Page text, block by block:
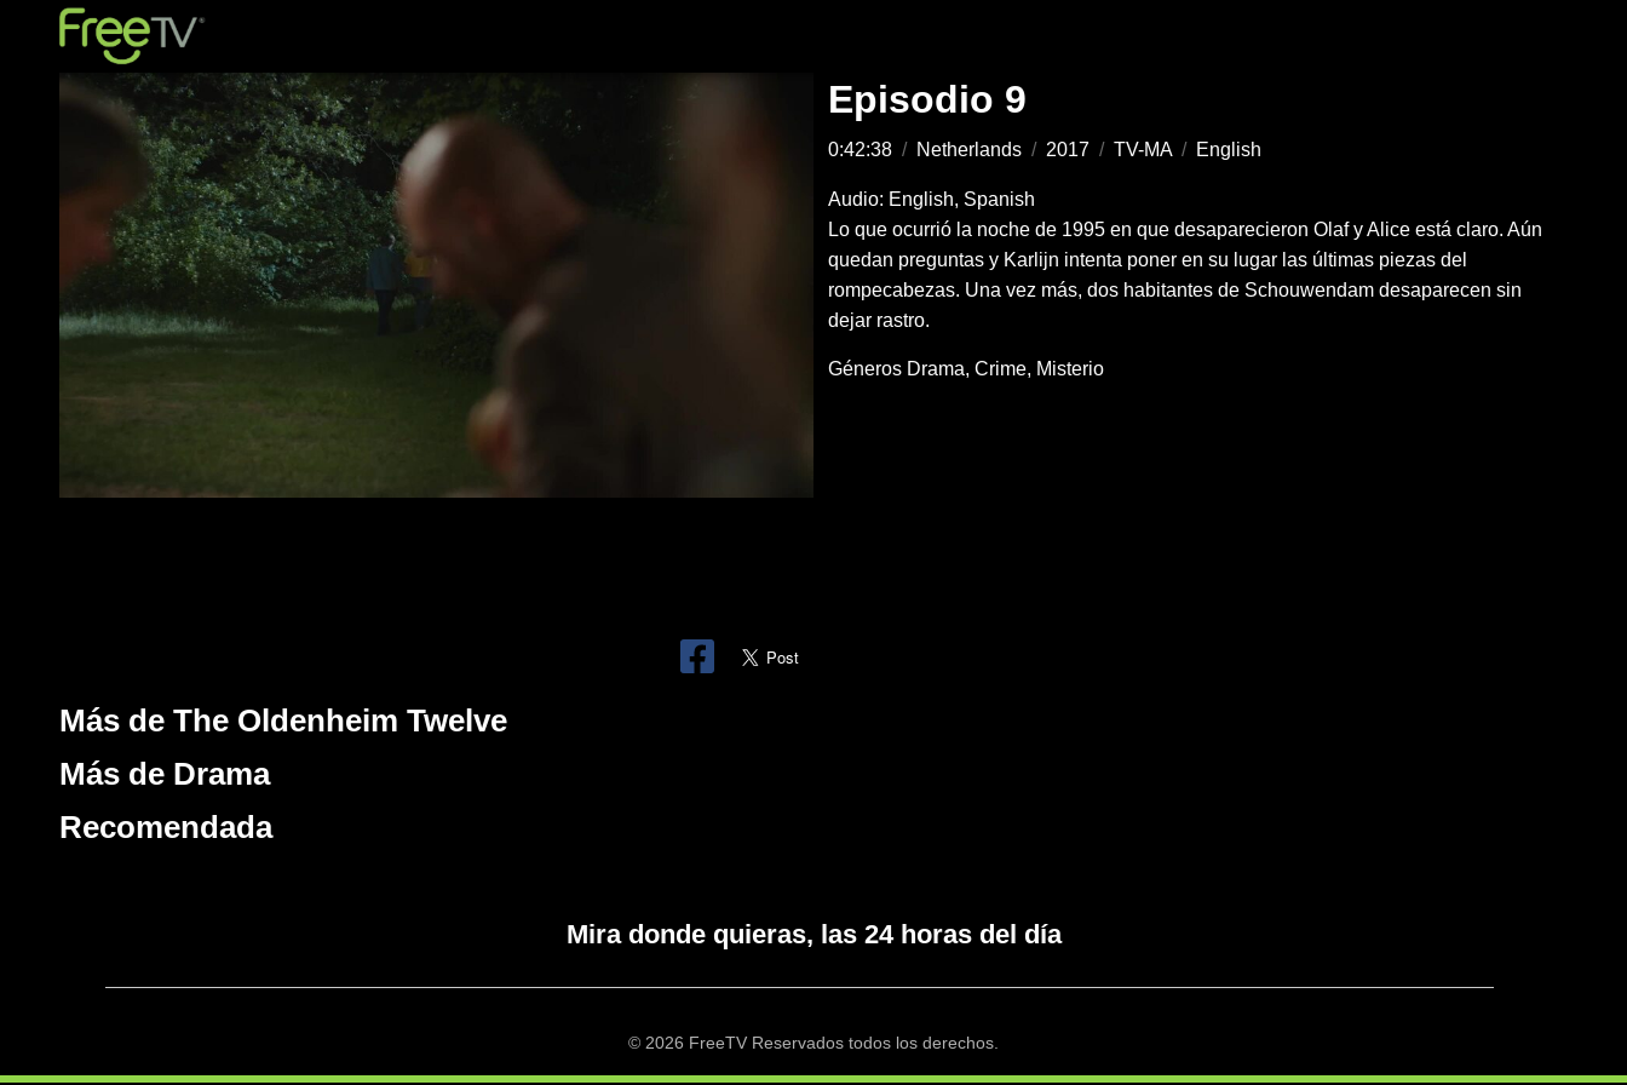
Episodio 9
0:42:38 / Netherlands / 2017 / TV-MA / English
Audio: English, Spanish
Lo que ocurrió la noche de 1995 en que desaparecieron Olaf y Alice está claro. Aún
quedan preguntas y Karlijn intenta poner en su lugar las últimas piezas del
rompecabezas. Una vez más, dos habitantes de Schouwendam desaparecen sin
dejar rastro.
Géneros Drama Crime Misterio
Más de The Oldenheim Twelve
Más de Drama
Recomendada
Mira donde quieras, las 24 horas del día
© 2026 FreeTV Reservados todos los derechos.